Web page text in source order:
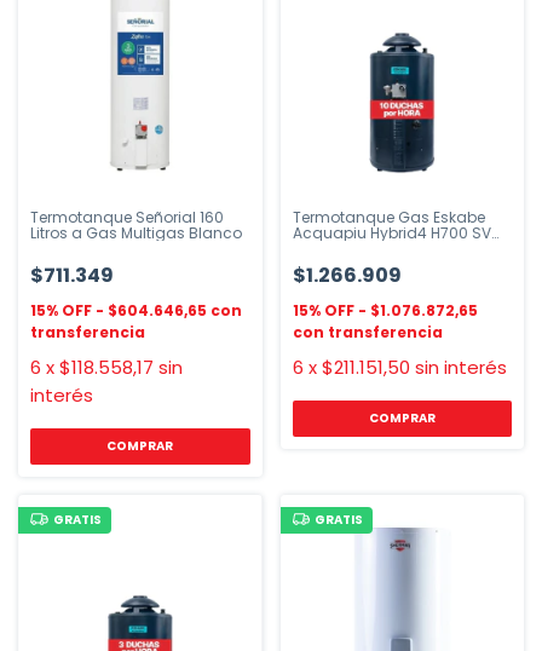
Termotanque Señorial 160
Litros a Gas Multigas Blanco
$711.349
$604.646,65
6 x$118.558,17 sin
interés
Termotanque Gas Eskabe
Acquapiu Hybrid4 H700 SV
$1.266.909
$1.076.872,65
6 x$211.151,50 sin interés
GRATIS GRATIS